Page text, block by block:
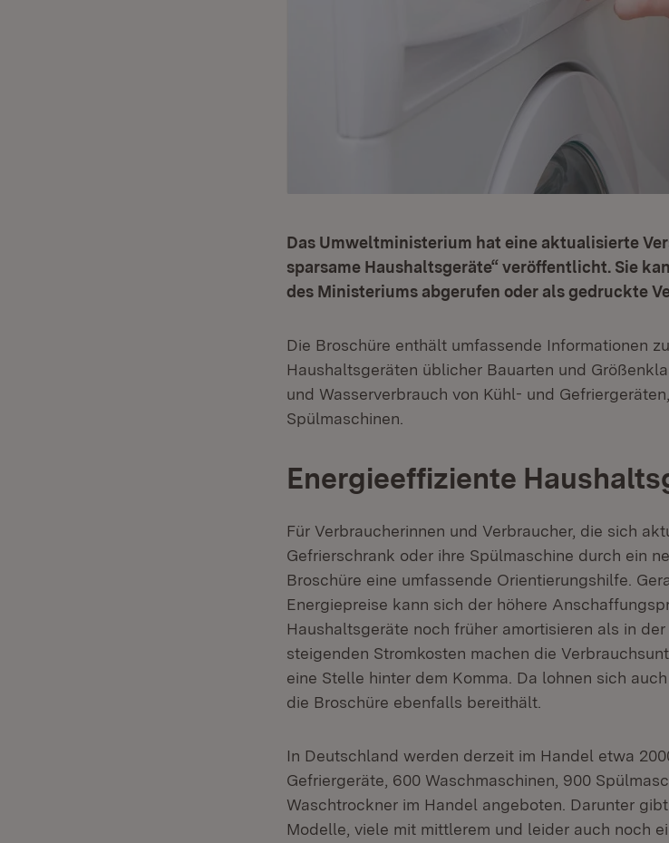
Das Umweltministerium hat eine aktualisierte
sparsame Haushaltsgeräte“ veröffentlicht. Sie
des Ministeriums abgerufen oder als gedruckte
Die Broschüre enthält umfassende Informationen
Haushaltsgeräten üblicher Bauarten und
und Wasserverbrauch von Kühl- und
Spülmaschinen.
Energieeffiziente
Für Verbraucherinnen und Verbraucher, die sich
Gefrierschrank oder ihre Spülmaschine durch ein
Broschüre eine umfassende Orientierungshilfe.
Energiepreise kann sich der höhere
Haushaltsgeräte noch früher amortisieren als in
steigenden Stromkosten machen die
eine Stelle hinter dem Komma. Da lohnen sich
die Broschüre ebenfalls bereithält.
In Deutschland werden derzeit im Handel etwa
Gefriergeräte, 600 Waschmaschinen, 900
Waschtrockner im Handel angeboten. Darunter
Modelle, viele mit mittlerem und leider auch noch